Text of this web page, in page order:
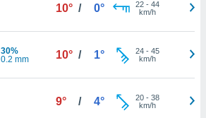
10° / 0° 22- 44
km/h
30%
0.2 mm
10° / 1° 24- 45
km/h
9° / 4° 20- 38
km/h